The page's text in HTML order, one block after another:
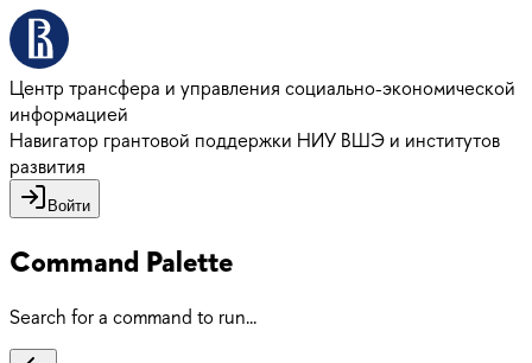
Центр трансфера и управления социально-экономической
информацией
Навигатор грантовой поддержки НИУ ВШЭ и институтов
развития
Войти
Command Palette
Search for a command to run...